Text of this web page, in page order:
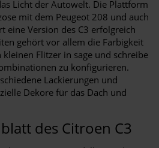
Licht der Autowelt. Die Plattform
mit dem Peugeot 208 und auch
eine Version des C3 erfolgreich
gehört vor allem die Farbigkeit
Flitzer in sage und schreibe
zu konfigurieren.
Lackierungen und
Dekore für das Dach und
des Citroen C3